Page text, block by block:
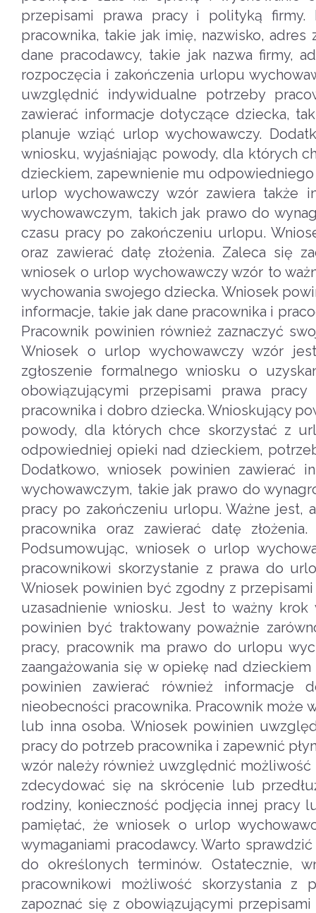
przepisami prawa pracy i polityką firmy.
pracownika, takie jak imię, nazwisko,
dane pracodawcy, takie jak nazwa firmy,
rozpoczęcia i zakończenia urlopu
uwzględnić indywidualne potrzeby
zawierać informacje dotyczące dziecka,
planuje wziąć urlop wychowawczy.
wniosku, wyjaśniając powody, dla których
dzieckiem, zapewnienie mu
urlop wychowawczy wzór zawiera także
wychowawczym, takich jak prawo do
czasu pracy po zakończeniu urlopu.
oraz zawierać datę złożenia. Zaleca się
wniosek o urlop wychowawczy wzór to
wychowania swojego dziecka. Wniosek
informacje, takie jak dane pracownika i
Pracownik powinien również zaznaczyć
Wniosek o urlop wychowawczy wzór
zgłoszenie formalnego wniosku o
obowiązującymi przepisami prawa
pracownika i dobro dziecka. Wnioskujący
powody, dla których chce skorzystać z
odpowiedniej opieki nad dzieckiem,
Dodatkowo, wniosek powinien zawierać
wychowawczym, takie jak prawo do
pracy po zakończeniu urlopu. Ważne jest,
pracownika oraz zawierać datę
Podsumowując, wniosek o urlop
pracownikowi skorzystanie z prawa do
Wniosek powinien być zgodny z
uzasadnienie wniosku. Jest to ważny
powinien być traktowany poważnie
pracy, pracownik ma prawo do urlopu
zaangażowania się w opiekę nad
powinien zawierać również informacje
nieobecności pracownika. Pracownik może
lub inna osoba. Wniosek powinien
pracy do potrzeb pracownika i zapewnić
wzór należy również uwzględnić
zdecydować się na skrócenie lub
rodziny, konieczność podjęcia innej pracy
pamiętać, że wniosek o urlop
wymaganiami pracodawcy. Warto
do określonych terminów. Ostatecznie,
pracownikowi możliwość skorzystania z
zapoznać się z obowiązującymi